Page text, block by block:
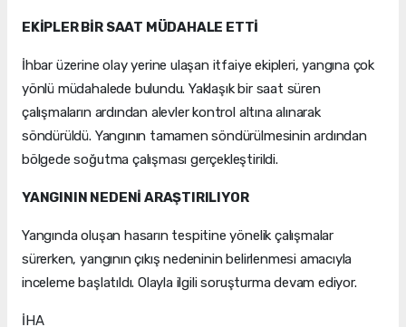
EKİPLER BİR SAAT MÜDAHALE ETTİ
İhbar üzerine olay yerine ulaşan itfaiye ekipleri, yangına çok
yönlü müdahalede bulundu. Yaklaşık bir saat süren
çalışmaların ardından alevler kontrol altına alınarak
söndürüldü. Yangının tamamen söndürülmesinin ardından
bölgede soğutma çalışması gerçekleştirildi.
YANGININ NEDENİ ARAŞTIRILIYOR
Yangında oluşan hasarın tespitine yönelik çalışmalar
sürerken, yangının çıkış nedeninin belirlenmesi amacıyla
inceleme başlatıldı. Olayla ilgili soruşturma devam ediyor.
İHA